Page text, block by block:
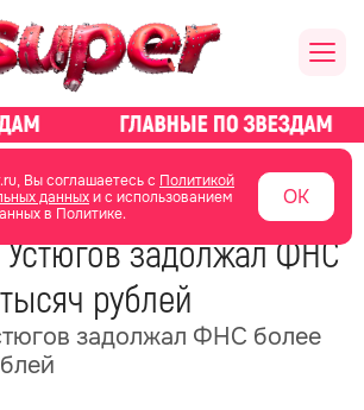
Вы соглашаетесь с Политикой
данныхи с использованием
в Политике.
ОК
о звездах новости
задолжал ФНС
рублей
задолжал ФНС более